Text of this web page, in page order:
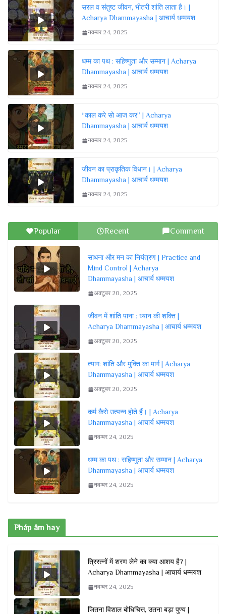
सरल व संतुष्ट जीवन, भीतरी शांति लाता है। |
Acharya Dhammayasha | आचार्य धम्मयश
नवम्बर 24, 2025
धम्म का पथ : सहिष्णुता और सम्मान | Acharya
Dhammayasha | आचार्य धम्मयश
नवम्बर 24, 2025
“काल करे सो आज कर” | Acharya
Dhammayasha | आचार्य धम्मयश
नवम्बर 24, 2025
जीवन का प्राकृतिक विधान। | Acharya
Dhammayasha | आचार्य धम्मयश
नवम्बर 24, 2025
Popular Recent Comment
साधना और मन का नियंत्रण | Practice and
Mind Control | Acharya
Dhammayasha | आचार्य धम्मयश
अक्टूबर 20, 2025
जीवन में शांति पाना : ध्यान की शक्ति |
Acharya Dhammayasha | आचार्य धम्मयश
अक्टूबर 20, 2025
त्याग: शांति और मुक्ति का मार्ग | Acharya
Dhammayasha | आचार्य धम्मयश
अक्टूबर 20, 2025
कर्म कैसे उत्पन्न होते हैं। | Acharya
Dhammayasha | आचार्य धम्मयश
नवम्बर 24, 2025
धम्म का पथ : सहिष्णुता और सम्मान | Acharya
Dhammayasha | आचार्य धम्मयश
नवम्बर 24, 2025
Pháp âm hay
त्रिरत्नों में शरण लेने का क्या आशय है? |
Acharya Dhammayasha | आचार्य धम्मयश
नवम्बर 24, 2025
जितना विशाल बोधिचित्त, उतना बड़ा पुण्य |